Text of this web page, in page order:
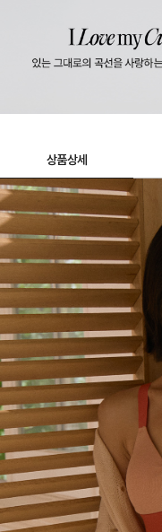
골지소프트 팬티
상품상세